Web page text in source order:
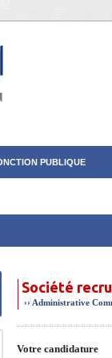
PUBLIQUE
Société
›› Administrative
Votre candidature